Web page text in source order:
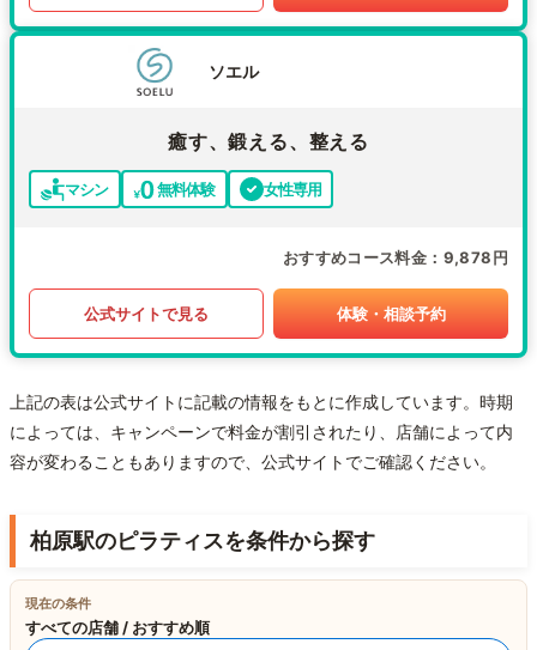
ソエル
癒す、鍛える、整える
マシン 無料体験 女性専用
おすすめコース料金 9,878円
公式サイトで見る 体験・相談予約
上記の表は公式サイトに記載の情報をもとに作成しています。時期
によっては、キャンペーンで料金が割引されたり、店舗によって内
容が変わることもありますので、公式サイトでご確認ください。
柏原駅のピラティスを条件から探す
現在の条件
すべての店舗 / おすすめ順